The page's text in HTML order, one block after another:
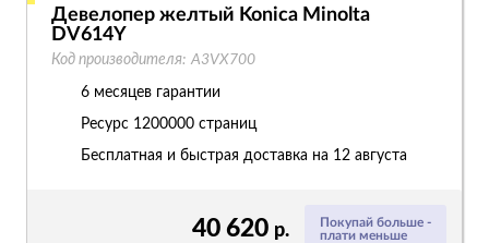
Покупай больше -
плати меньше
40 620 р.
Девелопер желтый Konica Minolta
DV614Y
Код производителя: A3VX700
6 месяцев гарантии
Ресурс 1200000 страниц
Бесплатная и быстрая доставка на 12 августа